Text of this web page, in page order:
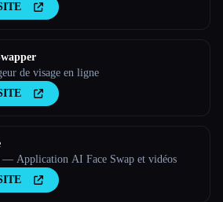
de visage en ligne
— Application AI Face Swap et vidéos